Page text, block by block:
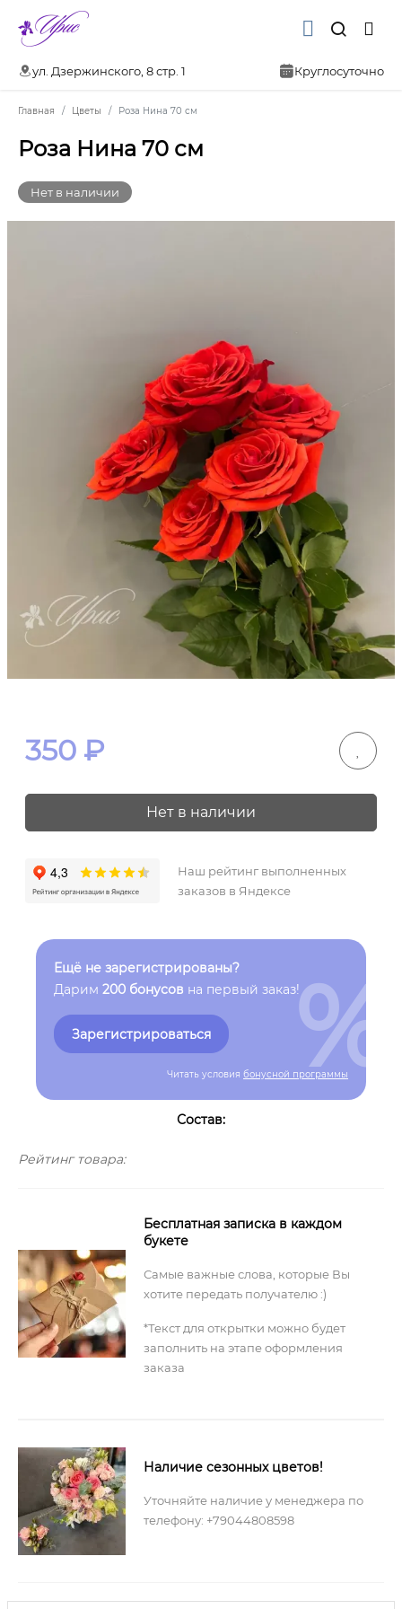
ул. Дзержинского, 8 стр. 1 Круглосуточно
Главная Цветы Роза Нина 70 см
Роза Нина 70 см
Нет в наличии
350 ₽
Нет в наличии
Наш рейтинг выполненных
заказов в Яндексе
Ещё не зарегистрированы?
Дарим 200 бонусов на первый заказ!
Зарегистрироваться
Читать условия бонусной программы
%
Состав:
Рейтинг товара:
Бесплатная записка в каждом
букете
Самые важные слова, которые Вы
хотите передать получателю :)
*Текст для открытки можно будет
заполнить на этапе оформления
заказа
Наличие сезонных цветов!
Уточняйте наличие у менеджера по
телефону: +79044808598